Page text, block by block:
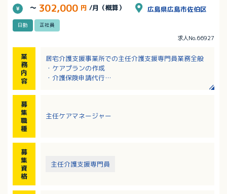
～ 302,000 円 /月（概算） 広島県広島市佐伯区
日勤 正社員
求人No.66927
業
務
内
容
居宅介護支援事業所での主任介護支援専門員業務全般
・ケアプランの作成
・介護保険申請代行
※業務により外出あり（社用車あり）
募
集
職
種
主任ケアマネージャー
募
集
資
格
主任介護支援専門員